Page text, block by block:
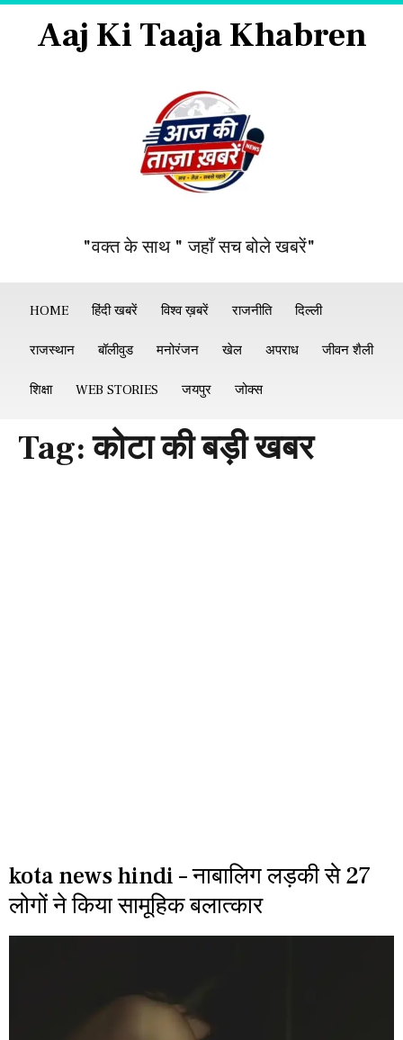
Aaj Ki Taaja Khabren
"वक्त के साथ " जहाँ सच बोले खबरें"
HOME हिंदी खबरें विश्व ख़बरें राजनीति दिल्ली
राजस्थान बॉलीवुड मनोरंजन खेल अपराध जीवन शैली
शिक्षा WEB STORIES जयपुर जोक्स
Tag:कोटा की बड़ी खबर
kota news hindi – नाबालिग लड़की से 27
लोगों ने किया सामूहिक बलात्कार